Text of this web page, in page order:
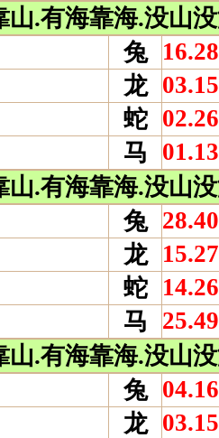
山.有海靠海.没山
兔
龙
蛇
马
01.13
山.有海靠海.没山
兔 28.40
龙
蛇
马
25.49
山.有海靠海.没山
兔
龙 03.15